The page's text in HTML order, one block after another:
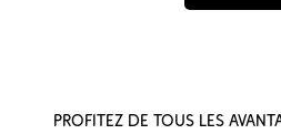
Profitez de tous les